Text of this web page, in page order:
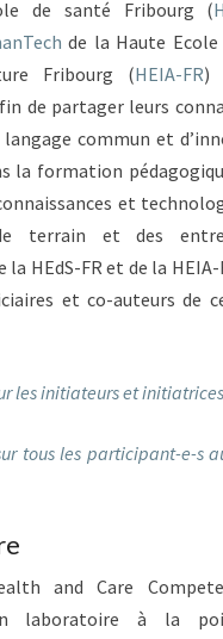
de santé Fribourg (
de la Haute Ecole
Fribourg (HEIA-FR)
de partager leurs
commun et
la formation
et
terrain et des
HEdS-FR et de la
et co-auteurs de
les initiateurs et
tous les participant-e-s
and Care
laboratoire à la